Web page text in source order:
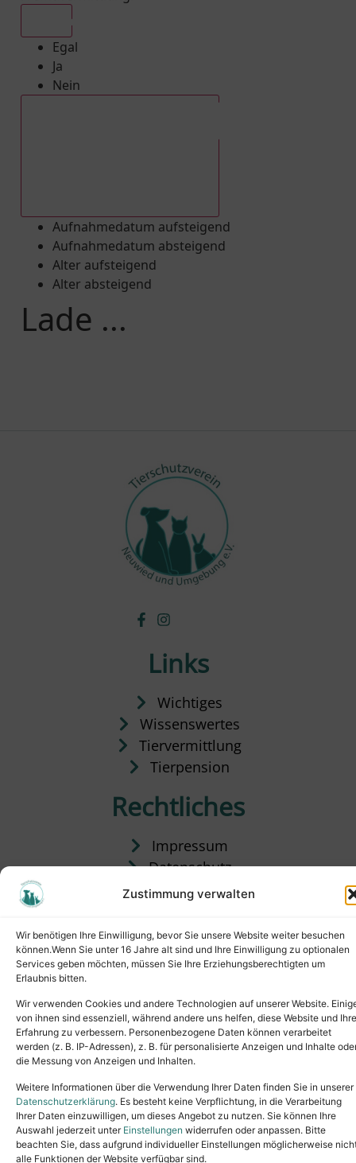
Zustimmung verwalten
Wir benötigen Ihre Einwilligung, bevor Sie unsere Website weiter besuchen
können.Wenn Sie unter 16 Jahre alt sind und Ihre Einwilligung zu optionalen
Services geben möchten, müssen Sie Ihre Erziehungsberechtigten um
Erlaubnis bitten.
Wir verwenden Cookies und andere Technologien auf unserer Website.
von ihnen sind essenziell, während andere uns helfen, diese Website und Ihre
Erfahrung zu verbessern. Personenbezogene Daten können verarbeitet
werden (z. B. IP-Adressen), z. B. für personalisierte Anzeigen und Inhalte
die Messung von Anzeigen und Inhalten.
Weitere Informationen über die Verwendung Ihrer Daten finden Sie in unserer
Datenschutzerklärung. Es besteht keine Verpflichtung, in die Verarbeitung
Ihrer Daten einzuwilligen, um dieses Angebot zu nutzen. Sie können Ihre
Auswahl jederzeit unter Einstellungen widerrufen oder anpassen. Bitte
beachten Sie, dass aufgrund individueller Einstellungen möglicherweise
alle Funktionen der Website verfügbar sind.
Egal
Ja
Nein
Aufnahmedatum aufsteigend
Aufnahmedatum absteigend
Alter aufsteigend
Alter absteigend
Lade ...
Links
Wichtiges
Wissenswertes
Tiervermittlung
Tierpension
Rechtliches
Impressum
Datenschutz
Satzung
Copyright © 2024. All rights reserved.
Tel.: (02631) 55356buero@tierheim-neuwied.de
Ludwigshof 1, 56567 Neuwied